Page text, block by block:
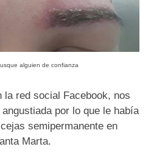
alguien de confianza
la red social Facebook, nos
por lo que le había
semipermanente en
Marta.